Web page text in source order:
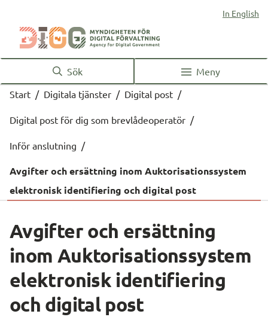
In English
Sök
Meny
Start / Digitala tjänster / Digital post /
Digital post för dig som brevlådeoperatör /
Inför anslutning /
Avgifter och ersättning inom Auktorisationssystem
elektronisk identifiering och digital post
Avgifter och ersättning
inom Auktorisationssystem
elektronisk identifiering
och digital post